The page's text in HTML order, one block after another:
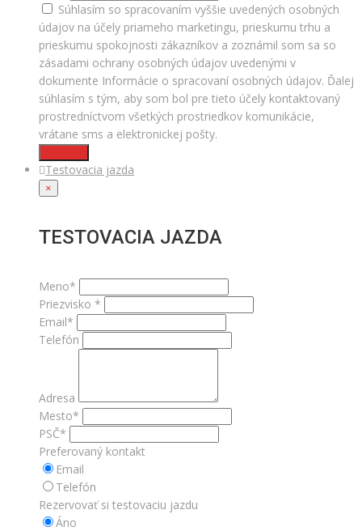
Súhlasím so spracovaním vyššie uvedených osobných
údajov na účely priameho marketingu, prieskumu trhu a
prieskumu spokojnosti zákazníkov a zoznámil som sa so
zásadami ochrany osobných údajov uvedenými v
dokumente Informácie o spracovaní osobných údajov. Ďalej
súhlasím s tým, aby som bol pre tieto účely kontaktovaný
prostredníctvom všetkých prostriedkov komunikácie,
vrátane sms a elektronickej pošty.
Testovacia jazda
×
TESTOVACIA JAZDA
Meno*
Priezvisko *
Email*
Telefón
Adresa
Mesto*
PSČ*
Preferovaný kontakt
Email
Telefón
Rezervovať si testovaciu jazdu
Áno